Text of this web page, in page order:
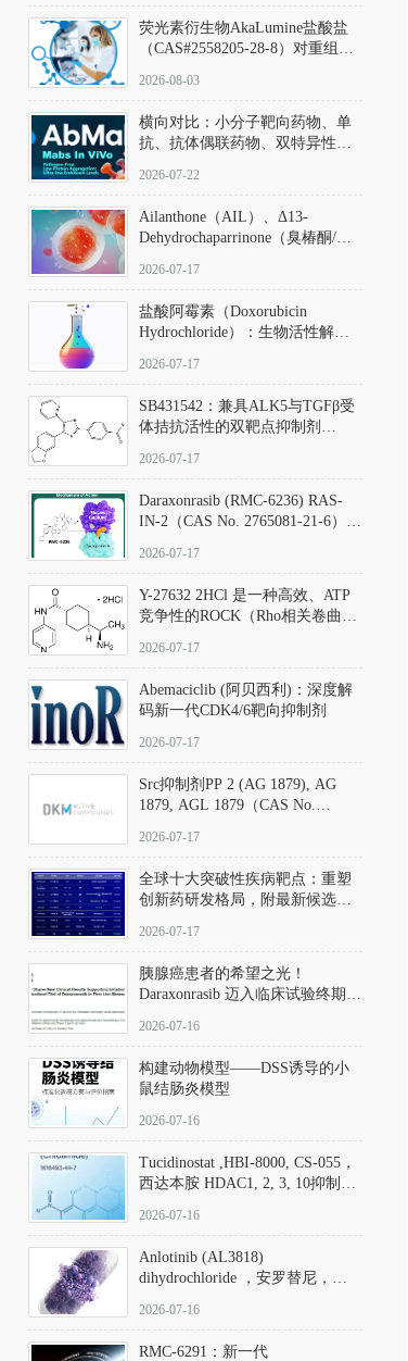
荧光素衍生物AkaLumine盐酸盐
（CAS#2558205-28-8）对重组萤
数（Km）为2.06 μM；其近红外
发光特性赋予优异的组织穿透能
力，大幅增强成像信噪比，从而
实现活体动物模型中极低给药剂
量下的高灵敏度、非侵入式生物
2026-08-03
横向对比：小分子靶向药物、单
抗、抗体偶联药物、双特异性抗
及应用瓶颈
2026-07-22
Ailanthone（AIL）、Δ13-
Dehydrochaparrinone（臭椿酮/臭
DKM货号 D806885
2026-07-17
盐酸阿霉素（Doxorubicin
Hydrochloride）：生物活性解
范
2026-07-17
SB431542：兼具ALK5与TGFβ受
体拮抗活性的双靶点抑制剂
D801067）
2026-07-17
Daraxonrasib (RMC-6236) RAS-
IN-2（CAS No. 2765081-21-6）：
向KRAS/NRAS/HRAS的广谱RAS
2026-07-17
Y-27632 2HCl 是一种高效、ATP
竞争性的ROCK（Rho相关卷曲螺
同等抑制ROCK1与ROCK2；其通
过精准嵌入激酶的ATP结合位点
发挥抑制作用，对ROCK1和
ROCK2的解离常数（Ki）分别为
140 nM和300 nM；在众多丝氨酸/
中，其靶向ROCK的选择性超过
200倍，凸显出优异的分子特异
2026-07-17
Abemaciclib (阿贝西利)：深度解
码新一代CDK4/6靶向抑制剂
2026-07-17
Src抑制剂PP 2 (AG 1879), AG
1879, AGL 1879（CAS No.
应用指南
2026-07-17
全球十大突破性疾病靶点：重塑
创新药研发格局，附最新候选分
2026-07-17
胰腺癌患者的希望之光！
Daraxonrasib 迈入临床试验终期阶
2026-07-16
构建动物模型——DSS诱导的小
鼠结肠炎模型
2026-07-16
Tucidinostat ,HBI-8000, CS-055，
西达本胺 HDAC1, 2, 3, 10抑制剂
D808567) - DKM活性分子
2026-07-16
Anlotinib (AL3818)
dihydrochloride ，安罗替尼，
Hydrochloride实验方法步骤SOP
2026-07-16
RMC-6291：新一代